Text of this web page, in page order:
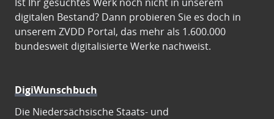
digitalen Bestand? Dann probieren Sie es doch in
unserem ZVDD Portal, das mehr als 1.600.000
bundesweit digitalisierte Werke nachweist.
DigiWunschbuch
Die Niedersächsische Staats- und